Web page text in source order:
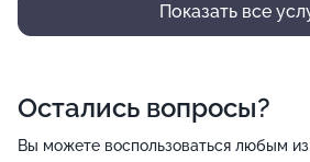
Показать все
Остались вопросы?
Вы можете воспользоваться любым